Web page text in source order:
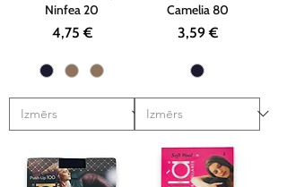
Ninfea 20
Cena
4,75 €
Camelia 80
Cena
3,59 €